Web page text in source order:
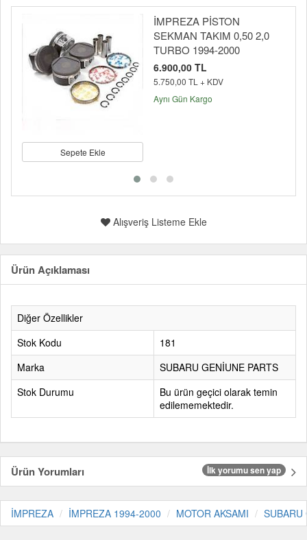
Sepete Ekle
İMPREZA PİSTON
SEKMAN TAKIM 0,50 2,0
TURBO 1994-2000
6.900,00 TL
5.750,00 TL + KDV
Aynı Gün Kargo
Alışveriş Listeme Ekle
Ürün Açıklaması
Diğer Özellikler
Stok Kodu
181
Marka
SUBARU GENİUNE PARTS
Stok Durumu
Bu ürün geçici olarak temin
edilememektedir.
Ürün Yorumları İlk yorumu sen yap
İMPREZA İMPREZA 1994-2000 MOTOR AKSAMI SUBARU